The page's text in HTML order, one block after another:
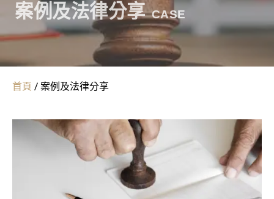
案例及法律分享 CASE
首頁 /案例及法律分享